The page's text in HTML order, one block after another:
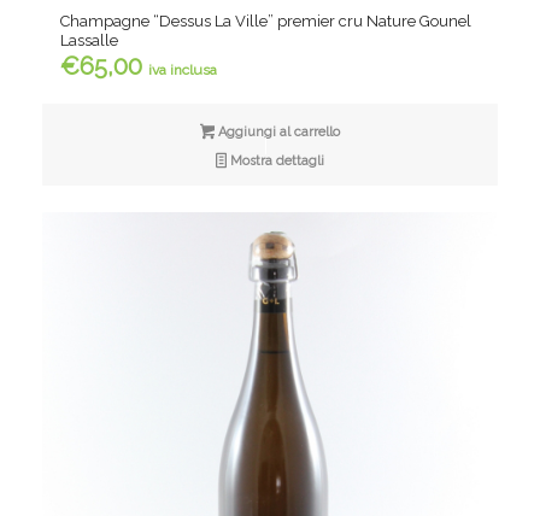
Champagne “Dessus La Ville” premier cru Nature Gounel
Lassalle
€65,00 iva inclusa
Aggiungi al carrello
Mostra dettagli